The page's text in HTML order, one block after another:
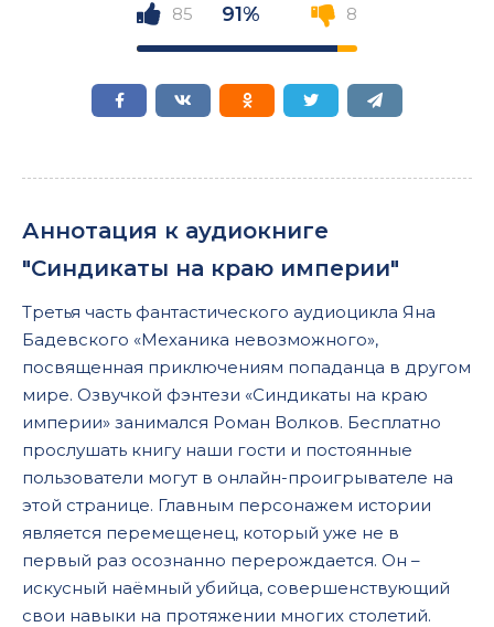
85 91% 8
Аннотация к аудиокниге
"Синдикаты на краю империи"
Третья часть фантастического аудиоцикла Яна
Бадевского «Механика невозможного»,
посвященная приключениям попаданца в другом
мире. Озвучкой фэнтези «Синдикаты на краю
империи» занимался Роман Волков. Бесплатно
прослушать книгу наши гости и постоянные
пользователи могут в онлайн-проигрывателе на
этой странице. Главным персонажем истории
является перемещенец, который уже не в
первый раз осознанно перерождается. Он –
искусный наёмный убийца, совершенствующий
свои навыки на протяжении многих столетий.